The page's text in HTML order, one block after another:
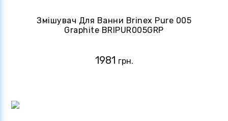
Змішувач Для Ванни Brinex Pure 005
Graphite BRIPUR005GRP
1981 грн.